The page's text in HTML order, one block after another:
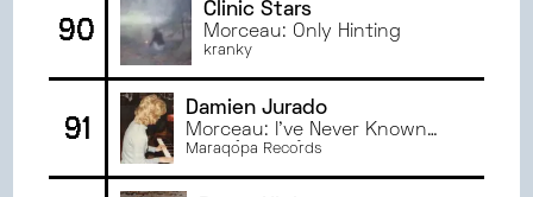
90
Clinic Stars
Morceau: Only Hinting
kranky
91
Damien Jurado
Morceau: I've Never Known
Alice (B-Side)
Maraqopa Records